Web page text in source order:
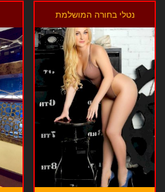
נטלי בחורה המושלמת